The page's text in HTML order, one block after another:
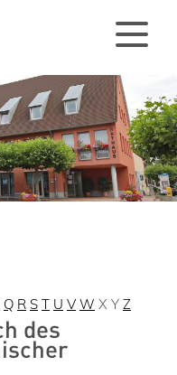
Q R S T U V W X Y Z
des